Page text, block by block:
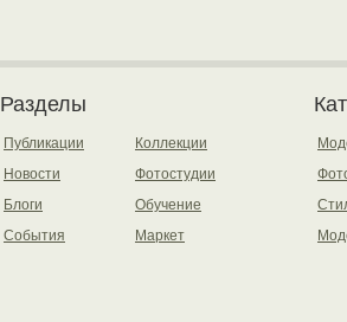
Разделы
Публикации
Новости
Блоги
События
Коллекции
Фотостудии
Обучение
Маркет